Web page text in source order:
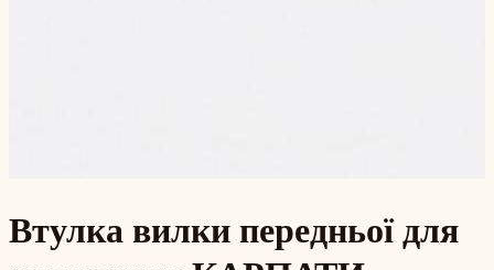
Втулка вилки передньої для